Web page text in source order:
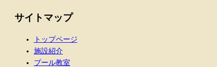
サイトマップ
トップページ
施設紹介
プール教室